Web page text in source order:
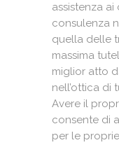
assistenza
consulenza
quella delle
massima
miglior atto
nell’ottica di
Avere il
consente di
per le